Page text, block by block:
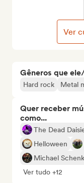
Gêneros que
Hard rock Metal
Quer receber
como...
The Dead
Helloween
Michael
Ver tudo +12
Ver